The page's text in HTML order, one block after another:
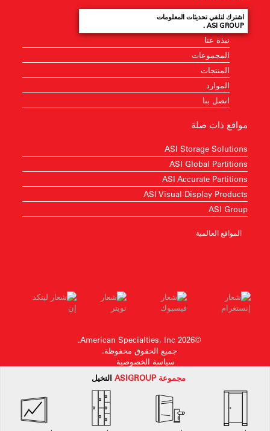
مجموعة GROUP النخيل
اشترك لتلقي تحديثات المعلومات
ASI GROUP .
نبذة عنا
المجموعات
المنتجات
الموارد
اتصل بنا
مواقع ذات صلة
ASI Storage Solutions
ASI Global Partitions
ASI Accurate Partitions
ASI Visual Display Products
ASI Group
المواقع العالمية
©2026 American Specialties, Inc.
جميع الحقوق محفوظة.
سياسة الخصوصية
American Specialtiesتحتفظ الشركة بالحق في إجراء تغييرات في التصميم أو سحب أي
تصميم دون إشعار مسبق.